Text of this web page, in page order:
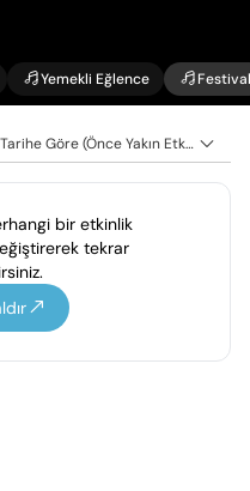
Yemekli Eğlence Festival
Tarihe Göre (Önce Yakın Etkinlikler)
bir etkinlik
tekrar